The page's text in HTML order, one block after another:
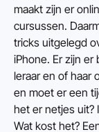
maakt zijn er
cursussen.
tricks uitgelegd
iPhone. Er zijn
leraar en of haar
en moet er een
het er netjes uit?
Wat kost het?